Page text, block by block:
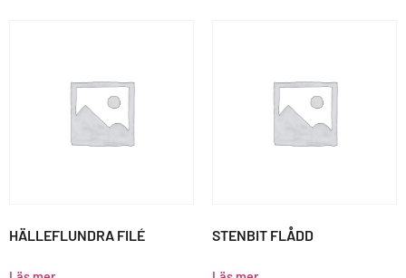
HÄLLEFLUNDRA FILÉ STENBIT FLÅDD